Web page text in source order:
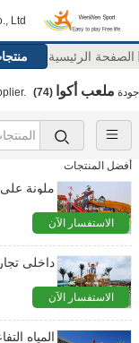
Ltd
الصفحة الرئيسية
جودة ملعب أكوا (74)
أفضل المنتجات
ملونة
الاستفسار الآن
داخلي
الاستفسار الآن
المياه